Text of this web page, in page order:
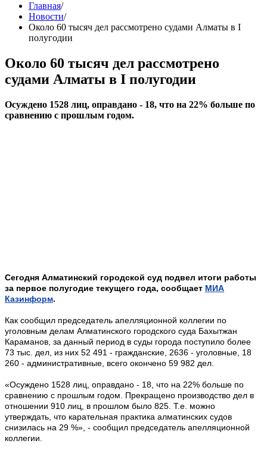
Главная/
Новости/
Около 60 тысяч дел рассмотрено судами Алматы в I
полугодии
Около 60 тысяч дел рассмотрено
судами Алматы в I полугодии
Осуждено 1528 лиц, оправдано - 18, что на 22% больше по
сравнению с прошлым годом.
Сегодня Алматинский городской суд подвел итоги работы
за первое полугодие текущего года, сообщает МИА
Казинформ.
Как сообщил председатель апелляционной коллегии по
уголовным делам Алматинского городского суда Бахытжан
Караманов, за данный период в суды города поступило более
73 тыс. дел, из них 52 491 - гражданские, 2636 - уголовные, 18
260 - административные, всего окончено 59 982 дел.
«Осуждено 1528 лиц, оправдано - 18, что на 22% больше по
сравнению с прошлым годом. Прекращено производство дел в
отношении 910 лиц, в прошлом было 825. Т.е. можно
утверждать, что карательная практика алматинских судов
снизилась на 29 %», - сообщил председатель апелляционной
коллегии.